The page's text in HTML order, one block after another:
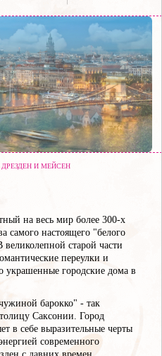
ДРЕЗДЕН И МЕЙСЕН
на весь мир более 300-х
самого настоящего "белого
старой части
переулки и
украшенные городские дома в
барокко" - так
Саксонии. Город
в себе выразительные черты
современного